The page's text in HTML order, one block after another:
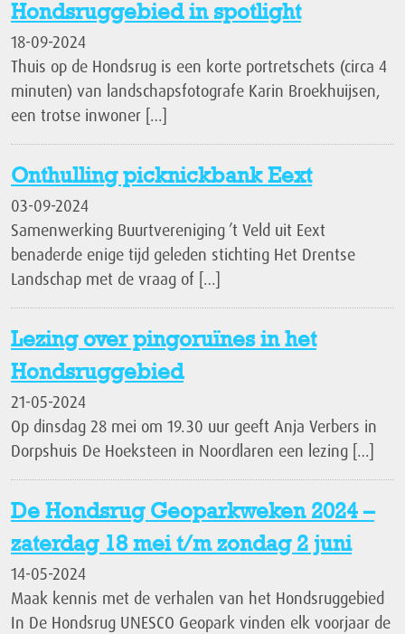
Hondsruggebied in spotlight
18-09-2024
Thuis op de Hondsrug is een korte portretschets (circa 4
minuten) van landschapsfotografe Karin Broekhuijsen,
een trotse inwoner […]
Onthulling picknickbank Eext
03-09-2024
Samenwerking Buurtvereniging ’t Veld uit Eext
benaderde enige tijd geleden stichting Het Drentse
Landschap met de vraag of […]
Lezing over pingoruïnes in het
Hondsruggebied
21-05-2024
Op dinsdag 28 mei om 19.30 uur geeft Anja Verbers in
Dorpshuis De Hoeksteen in Noordlaren een lezing […]
De Hondsrug Geoparkweken 2024 –
zaterdag 18 mei t/m zondag 2 juni
14-05-2024
Maak kennis met de verhalen van het Hondsruggebied
In De Hondsrug UNESCO Geopark vinden elk voorjaar de